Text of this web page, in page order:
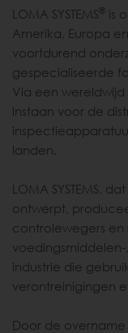
LOMA SYSTEMS® is
Amerika, Europa
voortdurend
gespecialiseerde
Via een
instaan voor de
landen.
LOMA SYSTEMS,
ontwerpt,
controlewegers en
industrie die
verontreinigingen
Door de